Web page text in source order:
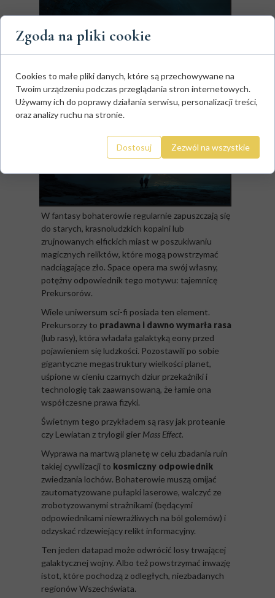
W fantasy bohaterowie regularnie zapuszczają się
do starych, krasnoludzkich kopalni lub
zrujnowanych elfickich miast w poszukiwaniu
magicznych reliktów, które mogą powstrzymać
nadciągające zło. Space opera ma swój własny,
potężny odpowiednik tego motywu: tajemnicę
Prekursorów.
Wiele uniwersum sci-fi posiada ten element.
Prekursorzy to pradawna i dawno wymarła rasa
(lub rasy), która władała galaktyką eony przed
pojawieniem się ludzkości. Pozostawili po sobie
gigantyczne megastruktury wielkości planet,
uśpione w cieniu czarnych dziur przekaźniki i
technologię tak zaawansowaną, że łamie ona
współczesne prawa fizyki.
Świetnym tego przykładem są rasy jak proteanie
czy Lewiatan z trylogii gier Mass Effect.
Wyprawa na martwą planetę w celu zbadania ruin
takiej cywilizacji to kosmiczny odpowiednik
zwiedzania lochów. Bohaterowie muszą omijać
zautomatyzowane pułapki laserowe, walczyć ze
zrobotyzowanymi strażnikami (będącymi
odpowiednikami niewrażliwych na ból golemów) i
odzyskać rdzewiejący relikt informacyjny.
Ten jeden datapad może odwrócić losy trwającej
galaktycznej wojny. Albo też powstrzymać inwazję
istot, które pochodzą z odległych, niezbadanych
regionów Wszechświata.
Zgoda na pliki cookie
Cookies to małe pliki danych, które są przechowywane na
Twoim urządzeniu podczas przeglądania stron internetowych.
Używamy ich do poprawy działania serwisu, personalizacji treści,
oraz analizy ruchu na stronie.
Dostosuj Zezwól na wszystkie